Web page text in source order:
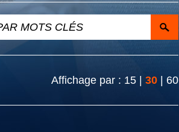
Affichage par : 15 30 60